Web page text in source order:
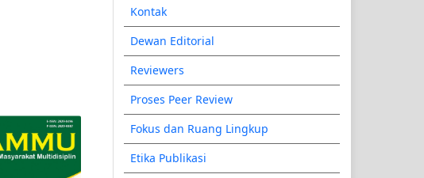
Kontak
Dewan Editorial
Reviewers
Proses Peer Review
Fokus dan Ruang Lingkup
Etika Publikasi